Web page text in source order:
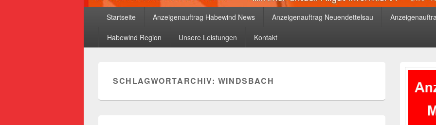
Startseite Anzeigenauftrag Habewind News Anzeigenauftrag Neuendettelsau
Habewind Region Unsere Leistungen Kontakt
SCHLAGWORTARCHIV: WINDSBACH
Primärer